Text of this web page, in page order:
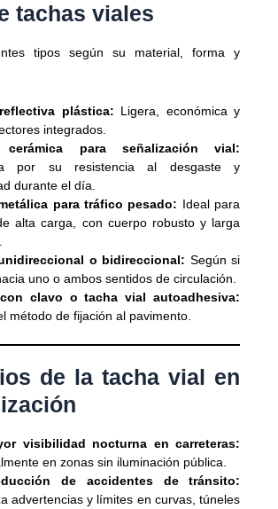
tachas viales
tipos según su material, forma y
plástica: Ligera, económica y
integrados.
cerámica para señalización vial:
por su resistencia al desgaste y
durante el día.
para tráfico pesado: Ideal para
alta carga, con cuerpo robusto y larga
o bidireccional: Según si
uno o ambos sentidos de circulación.
clavo o tacha vial autoadhesiva:
método de fijación al pavimento.
de la tacha vial en
visibilidad nocturna en carreteras:
en zonas sin iluminación pública.
de accidentes de tránsito:
advertencias y límites en curvas, túneles